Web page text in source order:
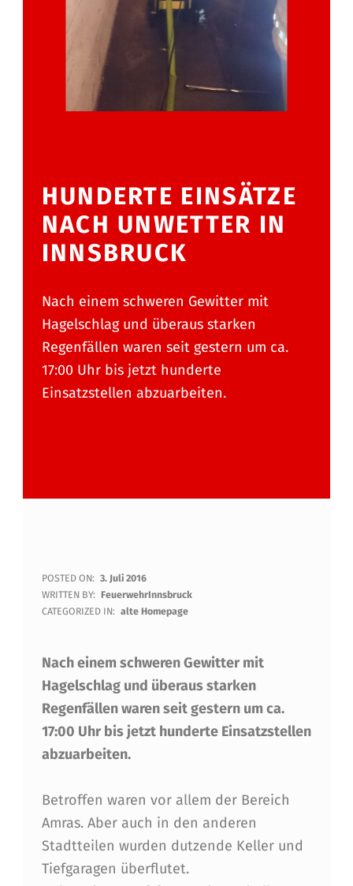
HUNDERTE EINSÄTZE
NACH UNWETTER IN
INNSBRUCK
Nach einem schweren Gewitter mit
Hagelschlag und überaus starken
Regenfällen waren seit gestern um ca.
17:00 Uhr bis jetzt hunderte
Einsatzstellen abzuarbeiten.
H
U
D
E
R
T
E
I
N
POSTED ON: 3. Juli 2016
WRITTEN BY: FeuerwehrInnsbruck
CATEGORIZED IN: alte Homepage
Nach einem schweren Gewitter mit
Hagelschlag und überaus starken
Regenfällen waren seit gestern um ca.
17:00 Uhr bis jetzt hunderte Einsatzstellen
abzuarbeiten.
Betroffen waren vor allem der Bereich
Amras. Aber auch in den anderen
Stadtteilen wurden dutzende Keller und
Tiefgaragen überflutet.